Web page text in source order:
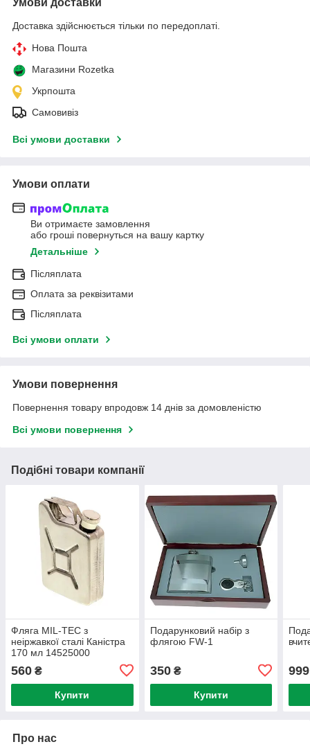
Доставка здійснюється тільки по передоплаті.
Нова Пошта
Магазини Rozetka
Укрпошта
Самовивіз
Всі умови доставки
Умови оплати
Ви отримаєте замовлення
або гроші повернуться на вашу картку
Детальніше
Післяплата
Оплата за реквізитами
Післяплата
Всі умови оплати
Умови повернення
Повернення товару впродовж 14 днів за домовленістю
Всі умови повернення
Подібні товари компанії
Фляга MIL-TEC з
неіржавкої сталі Каністра
170 мл 14525000
560 ₴
Купити
Подарунковий набір з
флягою FW-1
350₴
Купити
999
Про нас